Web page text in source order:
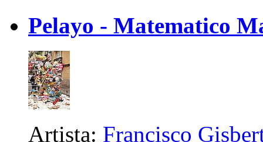
Pelayo - Matematico
Artista: Francisco